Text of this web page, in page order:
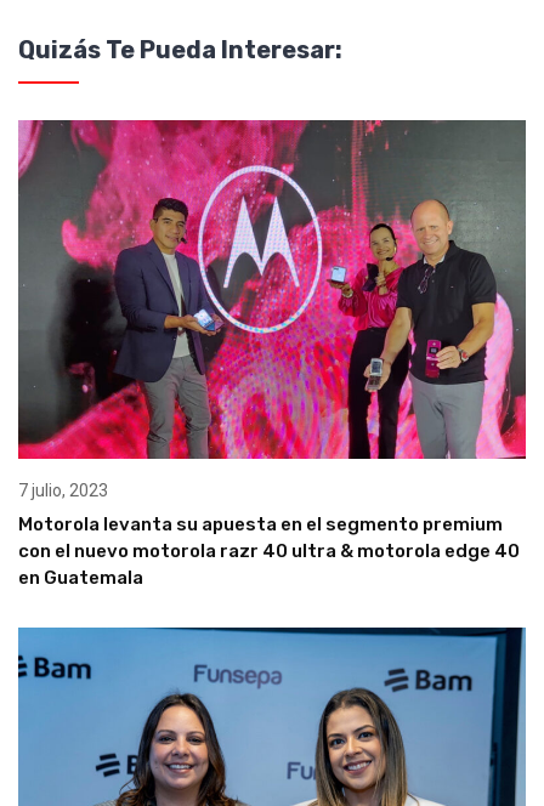
Quizás Te Pueda Interesar:
7 julio, 2023
Motorola levanta su apuesta en el segmento premium
con el nuevo motorola razr 40 ultra & motorola edge 40
en Guatemala